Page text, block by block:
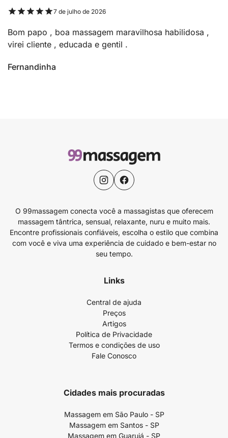
7 de julho de 2026
Bom papo , boa massagem maravilhosa habilidosa ,
virei cliente , educada e gentil .
Fernandinha
O 99massagem conecta você a massagistas que oferecem
massagem tântrica, sensual, relaxante, nuru e muito mais.
Encontre profissionais confiáveis, escolha o estilo que combina
com você e viva uma experiência de cuidado e bem-estar no
seu tempo.
Links
Central de ajuda
Preços
Artigos
Política de Privacidade
Termos e condições de uso
Fale Conosco
Cidades mais procuradas
Massagem em São Paulo - SP
Massagem em Santos - SP
Massagem em Guarujá - SP